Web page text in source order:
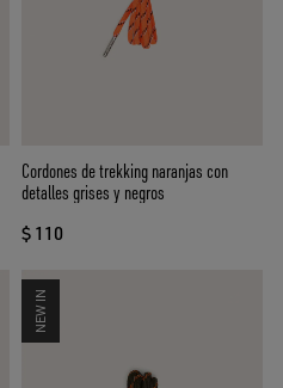
Cordones de trekking naranjas con
detalles grises y negros
$ 110
NEW IN